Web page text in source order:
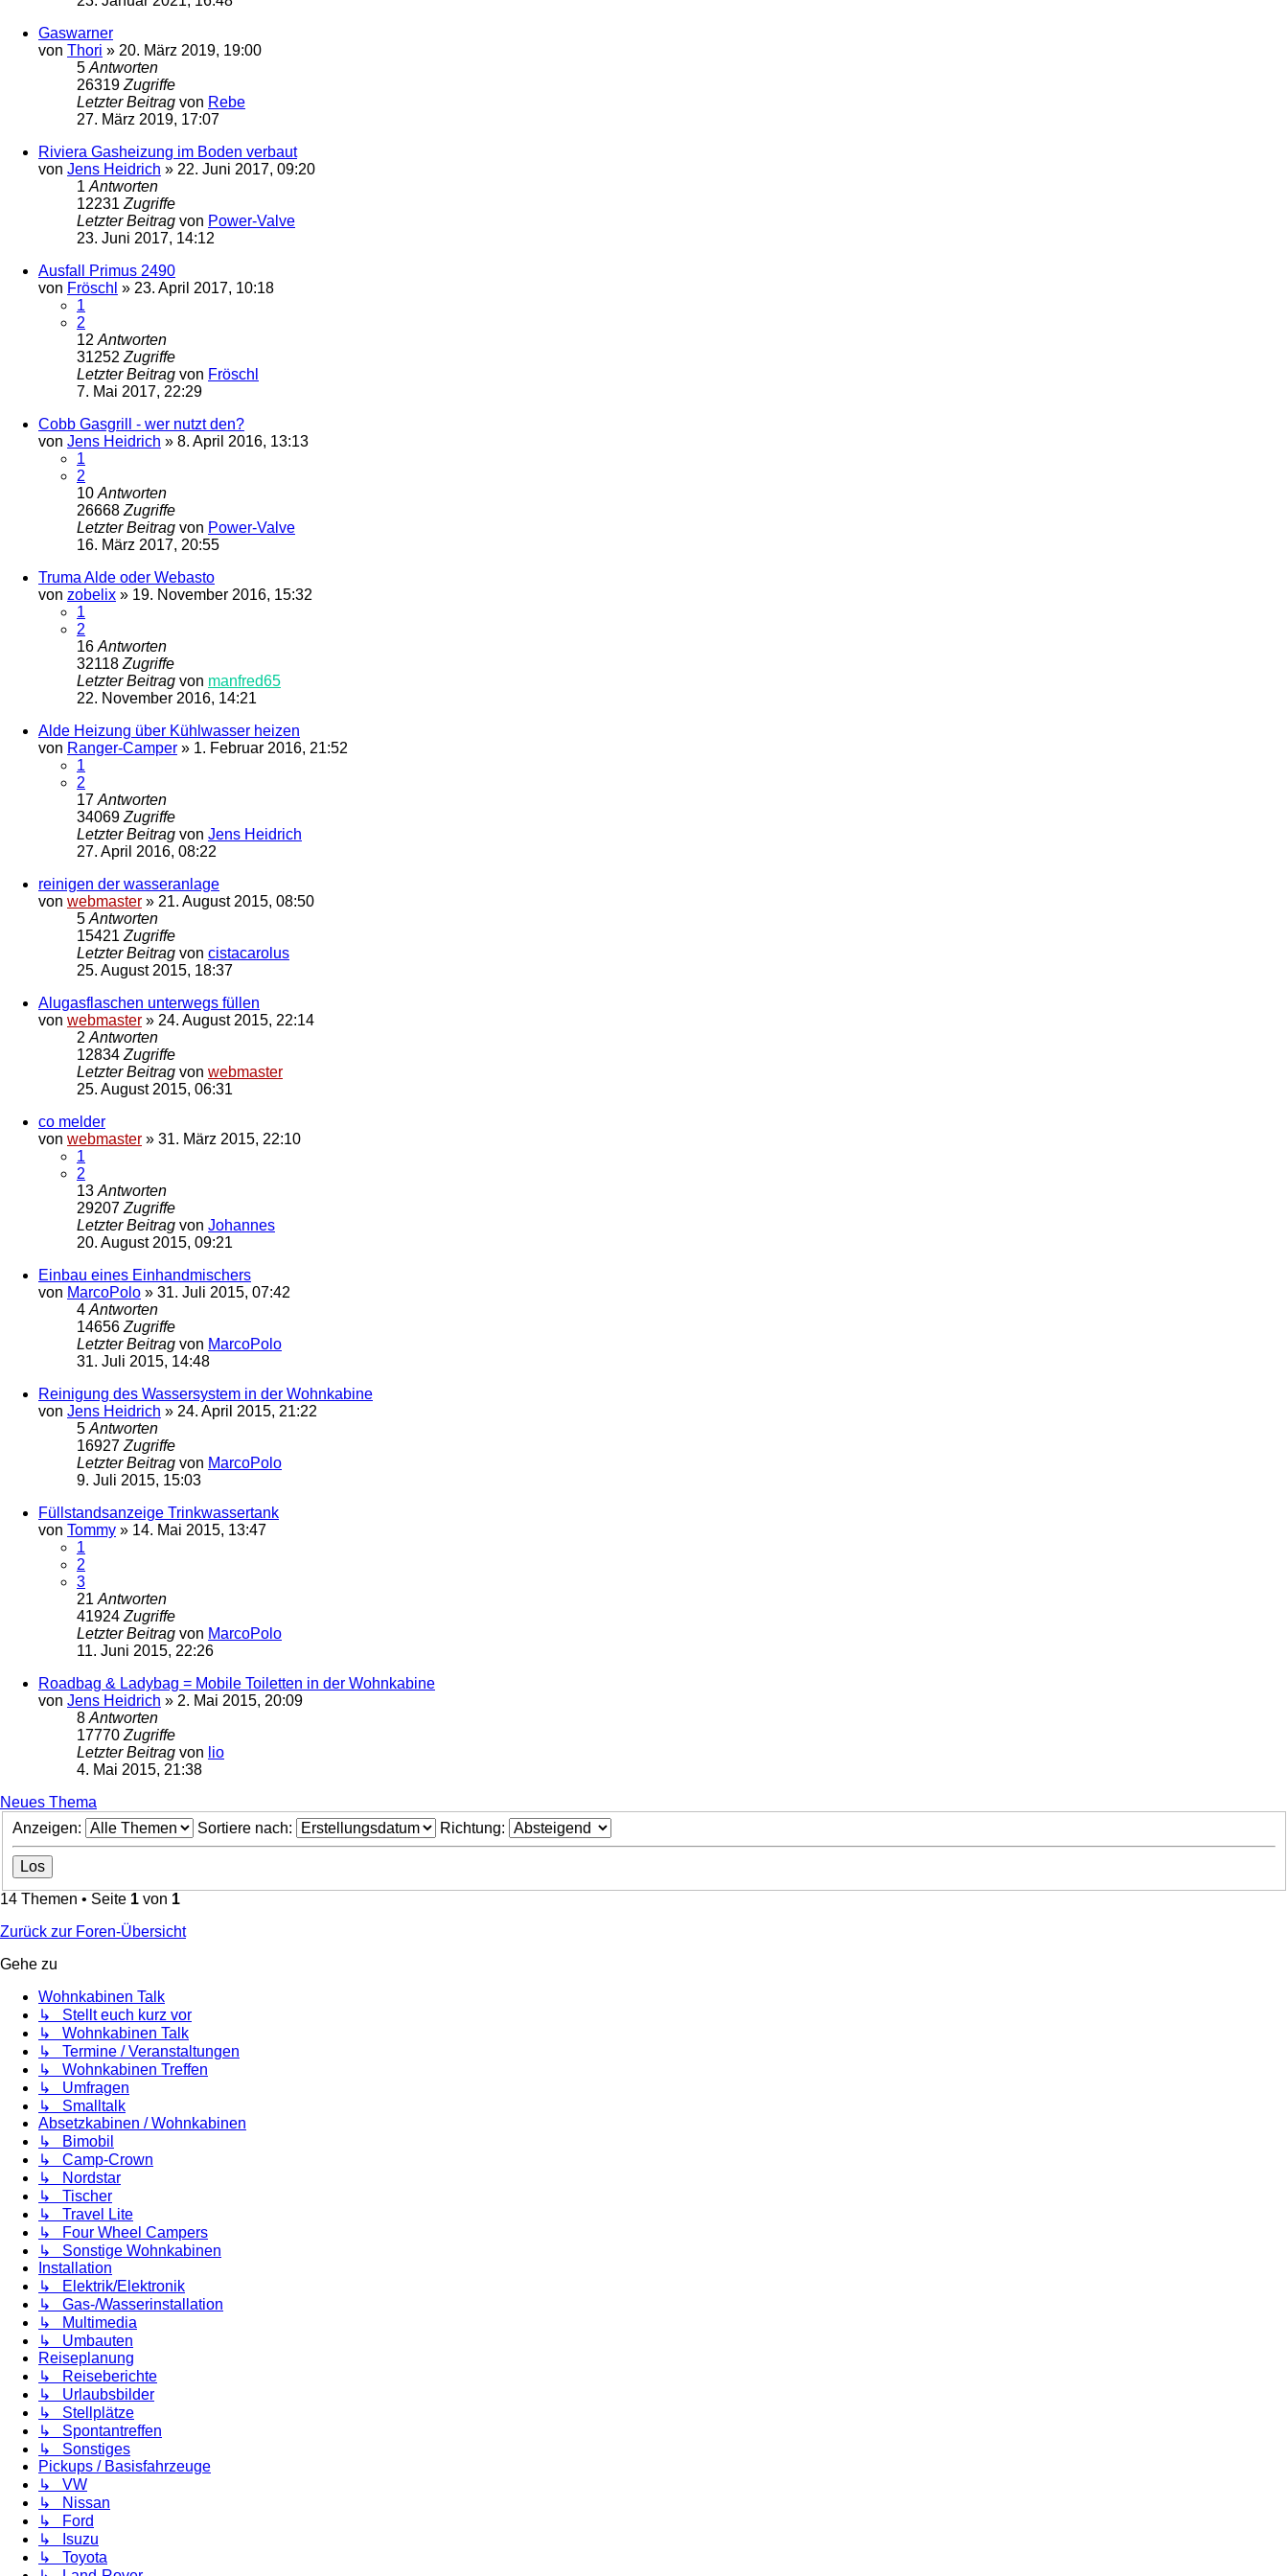
Gaswarner
von Thori » 20. März 2019, 19:00
5 Antworten
26319 Zugriffe
Letzter Beitrag von Rebe
27. März 2019, 17:07
Riviera Gasheizung im Boden verbaut
von Jens Heidrich » 22. Juni 2017, 09:20
1 Antworten
12231 Zugriffe
Letzter Beitrag von Power-Valve
23. Juni 2017, 14:12
Ausfall Primus 2490
von Fröschl » 23. April 2017, 10:18
1
2
12 Antworten
31252 Zugriffe
Letzter Beitrag von Fröschl
7. Mai 2017, 22:29
Cobb Gasgrill - wer nutzt den?
von Jens Heidrich » 8. April 2016, 13:13
1
2
10 Antworten
26668 Zugriffe
Letzter Beitrag von Power-Valve
16. März 2017, 20:55
Truma Alde oder Webasto
von zobelix » 19. November 2016, 15:32
1
2
16 Antworten
32118 Zugriffe
Letzter Beitrag von manfred65
22. November 2016, 14:21
Alde Heizung über Kühlwasser heizen
von Ranger-Camper » 1. Februar 2016, 21:52
1
2
17 Antworten
34069 Zugriffe
Letzter Beitrag von Jens Heidrich
27. April 2016, 08:22
reinigen der wasseranlage
von webmaster » 21. August 2015, 08:50
5 Antworten
15421 Zugriffe
Letzter Beitrag von cistacarolus
25. August 2015, 18:37
Alugasflaschen unterwegs füllen
von webmaster » 24. August 2015, 22:14
2 Antworten
12834 Zugriffe
Letzter Beitrag von webmaster
25. August 2015, 06:31
co melder
von webmaster » 31. März 2015, 22:10
1
2
13 Antworten
29207 Zugriffe
Letzter Beitrag von Johannes
20. August 2015, 09:21
Einbau eines Einhandmischers
von MarcoPolo » 31. Juli 2015, 07:42
4 Antworten
14656 Zugriffe
Letzter Beitrag von MarcoPolo
31. Juli 2015, 14:48
Reinigung des Wassersystem in der Wohnkabine
von Jens Heidrich » 24. April 2015, 21:22
5 Antworten
16927 Zugriffe
Letzter Beitrag von MarcoPolo
9. Juli 2015, 15:03
Füllstandsanzeige Trinkwassertank
von Tommy » 14. Mai 2015, 13:47
1
2
3
21 Antworten
41924 Zugriffe
Letzter Beitrag von MarcoPolo
11. Juni 2015, 22:26
Roadbag & Ladybag = Mobile Toiletten in der Wohnkabine
von Jens Heidrich » 2. Mai 2015, 20:09
8 Antworten
17770 Zugriffe
Letzter Beitrag von lio
4. Mai 2015, 21:38
Neues Thema
Anzeigen:
Sortiere nach: Richtung:
14 Themen • Seite 1 von 1
Zurück zur Foren-Übersicht
Gehe zu
Wohnkabinen Talk
↳ Stellt euch kurz vor
↳ Wohnkabinen Talk
↳ Termine / Veranstaltungen
↳ Wohnkabinen Treffen
↳ Umfragen
↳ Smalltalk
Absetzkabinen / Wohnkabinen
↳ Bimobil
↳ Camp-Crown
↳ Nordstar
↳ Tischer
↳ Travel Lite
↳ Four Wheel Campers
↳ Sonstige Wohnkabinen
Installation
↳ Elektrik/Elektronik
↳ Gas-/Wasserinstallation
↳ Multimedia
↳ Umbauten
Reiseplanung
↳ Reiseberichte
↳ Urlaubsbilder
↳ Stellplätze
↳ Spontantreffen
↳ Sonstiges
Pickups / Basisfahrzeuge
↳ VW
↳ Nissan
↳ Ford
↳ Isuzu
↳ Toyota